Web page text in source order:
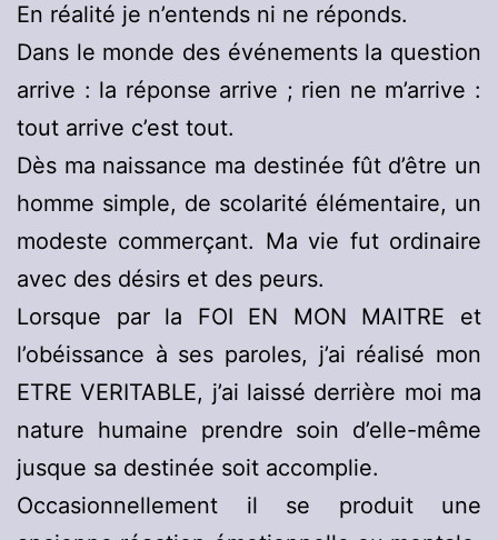
En réalité je n’entends ni ne réponds.
Dans le monde des événements la question
arrive : la réponse arrive ; rien ne m’arrive :
tout arrive c’est tout.
Dès ma naissance ma destinée fût d’être un
homme simple, de scolarité élémentaire, un
modeste commerçant. Ma vie fut ordinaire
avec des désirs et des peurs.
Lorsque par la FOI EN MON MAITRE et
l’obéissance à ses paroles, j’ai réalisé mon
ETRE VERITABLE, j’ai laissé derrière moi ma
nature humaine prendre soin d’elle-même
jusque sa destinée soit accomplie.
Occasionnellement il se produit une